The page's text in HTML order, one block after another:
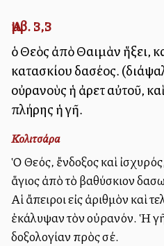
Ἀμβ. 3,3
ὁ Θεὸς ἀπὸ Θαιμὰν ἥξει,
κατασκίου δασέος.
οὐρανοὺς ἡ ἀρετὴ αὐτοῦ,
πλήρης ἡ γῆ.
Κολιτσάρα
Ὁ Θεός, ἔνδοξος καὶ
ἅγιος ἀπὸ τὸ βαθύσκιον
Αἱ ἄπειροι εἰς ἀριθμὸν καὶ
ἐκάλυψαν τὸν οὐρανόν. Ἡ γῆ
δοξολογίαν πρὸς σέ.